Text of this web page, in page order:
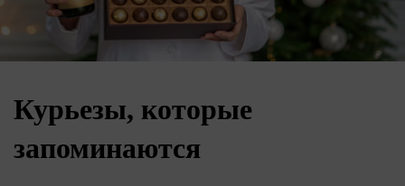
Курьезы, которые
запоминаются